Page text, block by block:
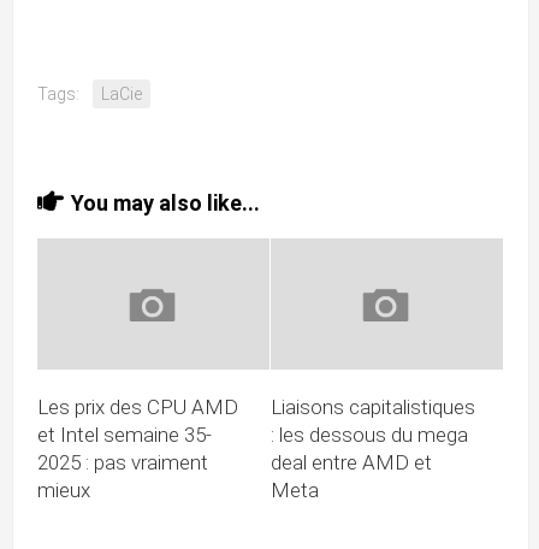
Tags: LaCie
You may also like...
Les prix des CPU AMD
et Intel semaine 35-
2025 : pas vraiment
mieux
Liaisons capitalistiques
: les dessous du mega
deal entre AMD et
Meta